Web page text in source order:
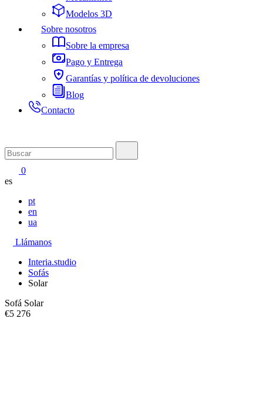
Modelos 3D
Sobre nosotros
Sobre la empresa
Pago y Entrega
Garantías y política de devoluciones
Blog
Contacto
0
es
pt
en
ua
Llámanos
Interia.studio
Sofás
Solar
Sofá Solar
€5 276